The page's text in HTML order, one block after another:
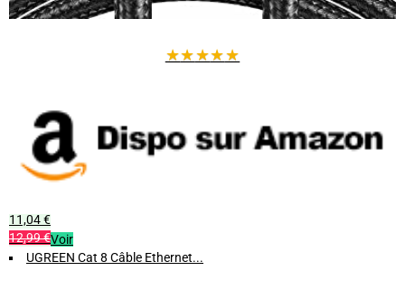
★★★★★
11,04 €
12,99 €Voir
UGREEN Cat 8 Câble Ethernet...